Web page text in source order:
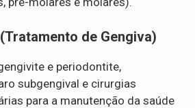
de Gengiva)
e periodontite,
subgengival e cirurgias
para a manutenção da saúde